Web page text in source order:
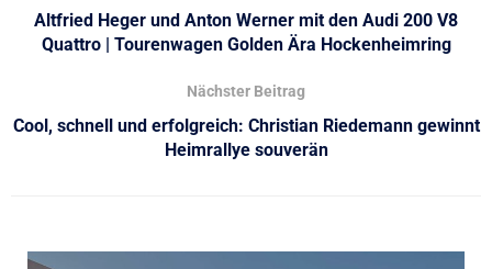
Altfried Heger und Anton Werner mit den Audi 200 V8
Quattro | Tourenwagen Golden Ära Hockenheimring
Nächster Beitrag
Cool, schnell und erfolgreich: Christian Riedemann gewinnt
Heimrallye souverän